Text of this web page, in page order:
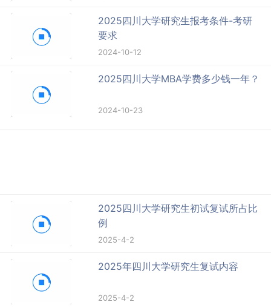
2025四川大学研究生报考条件-考研
要求
2024-10-12
2025四川大学MBA学费多少钱一年？
2024-10-23
2025四川大学研究生初试复试所占比
例
2025-4-2
2025年四川大学研究生复试内容
2025-4-2